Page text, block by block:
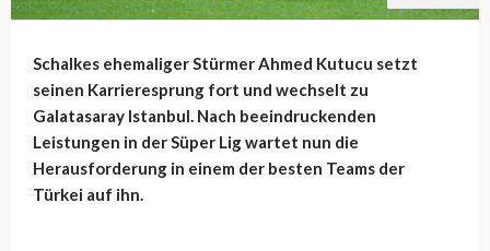
Schalkes ehemaliger Stürmer Ahmed Kutucu setzt
seinen Karrieresprung fort und wechselt zu
Galatasaray Istanbul. Nach beeindruckenden
Leistungen in der Süper Lig wartet nun die
Herausforderung in einem der besten Teams der
Türkei auf ihn.